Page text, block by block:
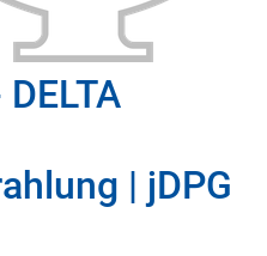
| jDPG